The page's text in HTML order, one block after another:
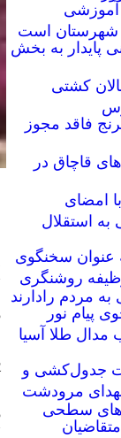
آموزشی
شهرستان است
پایدار به بخش
کشتی
برنج فاقد مجوز
قاچاق در
امضای
استقلال
عنوان سخنگوی
روشنگری
مردم رادارند
پیام نور
طلا آسیا
جدول‌کشی و
مرودشت
سطحی